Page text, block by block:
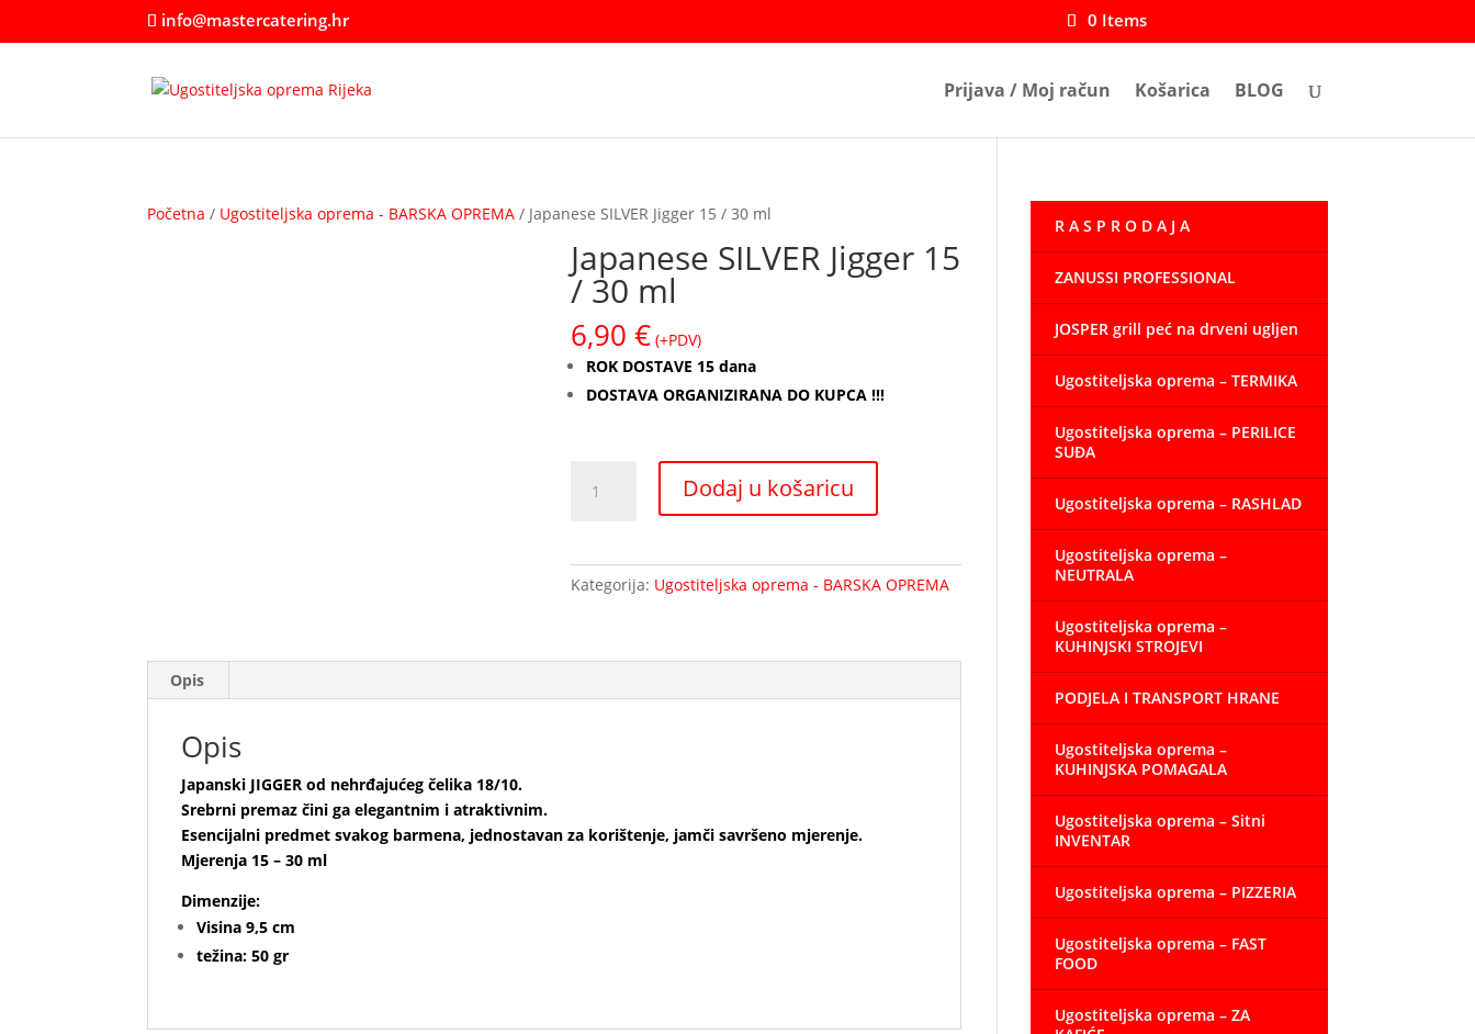
info@mastercatering.hr 0 Items
Prijava / Moj račun Košarica BLOG
Početna / Ugostiteljska oprema - BARSKA OPREMA / Japanese SILVER Jigger 15 / 30 ml
Japanese SILVER Jigger 15
/ 30 ml
6,90€ (+PDV)
ROK DOSTAVE 15 dana
DOSTAVA ORGANIZIRANA DO KUPCA !!!
SILVER
Dodaj u košaricu
Kategorija: Ugostiteljska oprema - BARSKA OPREMA
Opis
Opis
Japanski JIGGER od nehrđajućeg čelika 18/10.
Srebrni premaz čini ga elegantnim i atraktivnim.
Esencijalni predmet svakog barmena, jednostavan za korištenje, jamči savršeno mjerenje.
Mjerenja 15 – 30 ml
Dimenzije:
Visina 9,5 cm
težina: 50 gr
R A S P R O D A J A
ZANUSSI PROFESSIONAL
JOSPER grill peć na drveni ugljen
Ugostiteljska oprema – TERMIKA
Ugostiteljska oprema – PERILICE
SUĐA
Ugostiteljska oprema – RASHLAD
Ugostiteljska oprema –
NEUTRALA
Ugostiteljska oprema –
KUHINJSKI STROJEVI
PODJELA I TRANSPORT HRANE
Ugostiteljska oprema –
KUHINJSKA POMAGALA
Ugostiteljska oprema – Sitni
INVENTAR
Ugostiteljska oprema – PIZZERIA
Ugostiteljska oprema – FAST
FOOD
Ugostiteljska oprema – ZA